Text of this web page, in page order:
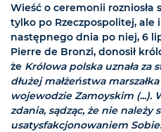
Wieść o ceremonii rozniosła
tylko po Rzeczpospolitej, ale
następnego dnia po niej, 6
Pierre de Bronzi, donosił
że Królowa polska uznała za
dłużej małżeństwa
wojewodzie Zamoyskim (...).
zdania, sądząc, że nie należy
usatysfakcjonowaniem